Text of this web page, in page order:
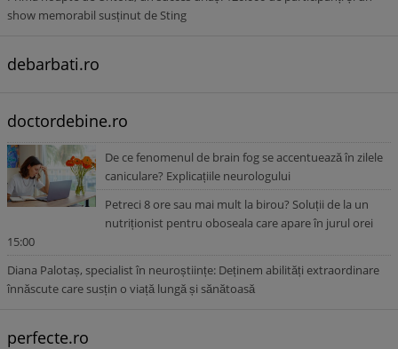
show memorabil susținut de Sting
debarbati.ro
doctordebine.ro
De ce fenomenul de brain fog se accentuează în zilele
caniculare? Explicațiile neurologului
Petreci 8 ore sau mai mult la birou? Soluții de la un
nutriționist pentru oboseala care apare în jurul orei
15:00
Diana Palotaș, specialist în neuroștiințe: Deținem abilități extraordinare
înnăscute care susțin o viață lungă și sănătoasă
perfecte.ro